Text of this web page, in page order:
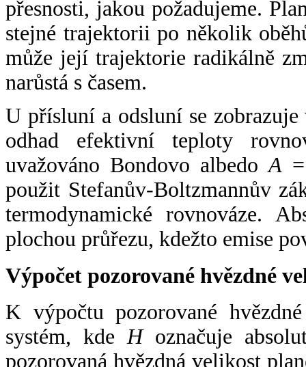
přesnosti, jakou požadujeme.
stejné trajektorii po několik
může její trajektorie radikálně
narůstá s časem.
U přísluní a odsluní se
odhad efektivní teploty
uvažováno Bondovo albedoA
použit Stefanův-Boltzmannův
termodynamické rovnováze.
plochou průřezu, kdežto emise
Výpočet pozorované hvězdné
K výpočtu pozorované
systém, kde Hoznačuje
pozorovaná hvězdná velikost